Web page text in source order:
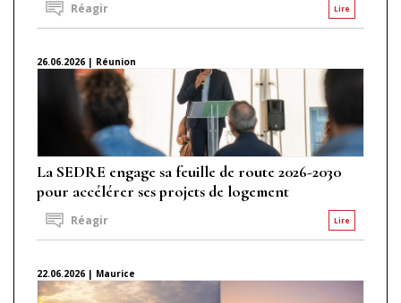
Lire
Réagir
26.06.2026 | Réunion
La SEDRE engage sa feuille de route 2026-2030
pour accélérer ses projets de logement
Lire
Réagir
22.06.2026 | Maurice